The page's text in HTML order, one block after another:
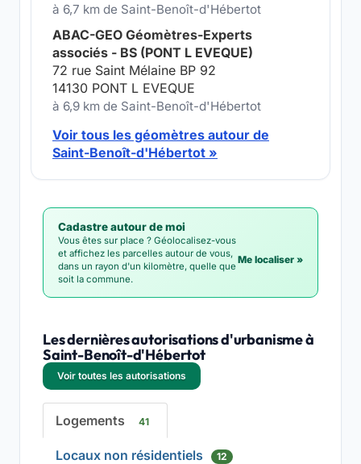
à 6,7 km de Saint-Benoît-d'Hébertot
ABAC-GEO Géomètres-Experts
associés - BS (PONT L EVEQUE)
72 rue Saint Mélaine BP 92
14130 PONT L EVEQUE
à 6,9 km de Saint-Benoît-d'Hébertot
Voir tous les géomètres autour de
Saint-Benoît-d'Hébertot »
Cadastre autour de moi
Vous êtes sur place ? Géolocalisez-vous
et affichez les parcelles autour de vous,
dans un rayon d'un kilomètre, quelle que
soit la commune.
Me localiser »
Les dernières autorisations d'urbanisme à
Saint-Benoît-d'Hébertot
Voir toutes les autorisations
Logements 41
Locaux non résidentiels 12